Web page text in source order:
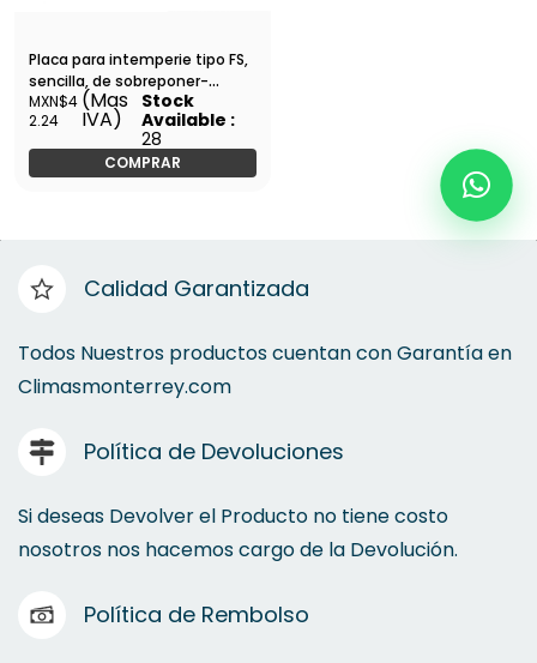
Placa para intemperie tipo FS,
sencilla, de sobreponer-
PAFSE-S / 46431
MXN$4
2.24
(Mas
IVA)
Stock
Available :
28
COMPRAR
Calidad Garantizada
Todos Nuestros productos cuentan con Garantía en
Climasmonterrey.com
Política de Devoluciones
Si deseas Devolver el Producto no tiene costo
nosotros nos hacemos cargo de la Devolución.
Política de Rembolso